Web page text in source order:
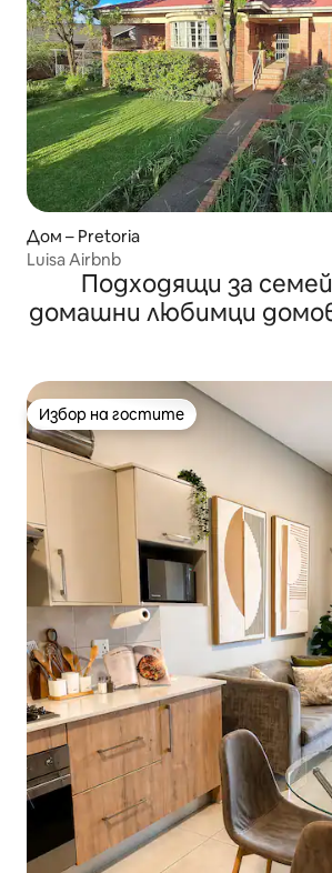
Дом – Pretoria
Luisa Airbnb
Подходящи за
домашни любимци
Избор на гостите
Избор на гостите